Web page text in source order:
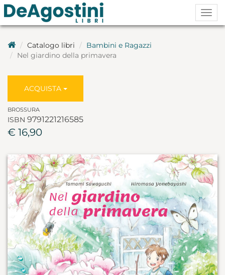
Catalogo libri
Bambini e Ragazzi
Nel giardino della primavera
ACQUISTA
BROSSURA
ISBN 9791221216585
€ 16,90